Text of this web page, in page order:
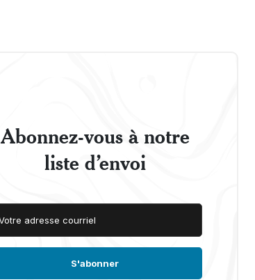
Abonnez-vous à notre
liste d’envoi